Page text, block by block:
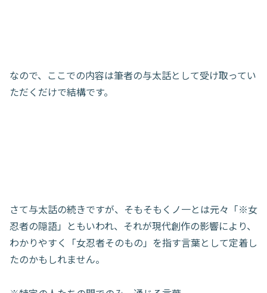
なので、ここでの内容は筆者の与太話として受け取ってい
ただくだけで結構です。
さて与太話の続きですが、そもそもくノ一とは元々「※女
忍者の隠語」ともいわれ、それが現代創作の影響により、
わかりやすく「女忍者そのもの」を指す言葉として定着し
たのかもしれません。